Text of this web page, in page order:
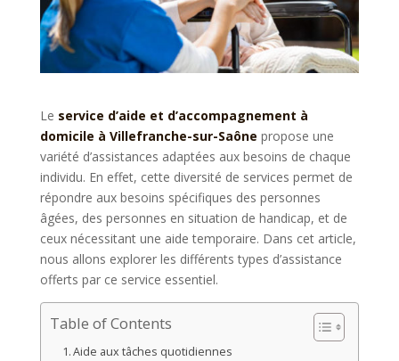
Le service d’aide et d’accompagnement à
domicile à Villefranche-sur-Saône propose une
variété d’assistances adaptées aux besoins de chaque
individu. En effet, cette diversité de services permet de
répondre aux besoins spécifiques des personnes
âgées, des personnes en situation de handicap, et de
ceux nécessitant une aide temporaire. Dans cet article,
nous allons explorer les différents types d’assistance
offerts par ce service essentiel.
Table of Contents
Aide aux tâches quotidiennes